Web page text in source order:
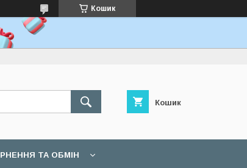
Кошик
Кошик
ТА ОБМІН